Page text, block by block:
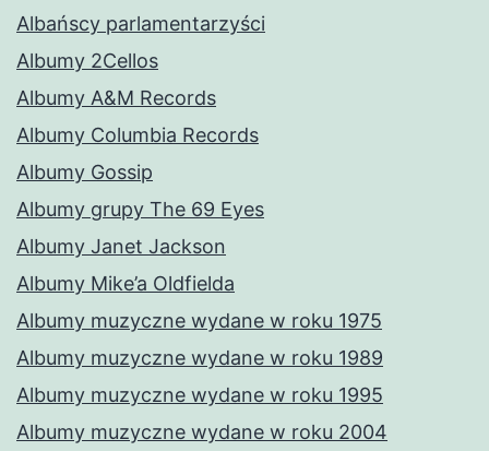
Albańscy parlamentarzyści
Albumy 2Cellos
Albumy A&M Records
Albumy Columbia Records
Albumy Gossip
Albumy grupy The 69 Eyes
Albumy Janet Jackson
Albumy Mike’a Oldfielda
Albumy muzyczne wydane w roku 1975
Albumy muzyczne wydane w roku 1989
Albumy muzyczne wydane w roku 1995
Albumy muzyczne wydane w roku 2004